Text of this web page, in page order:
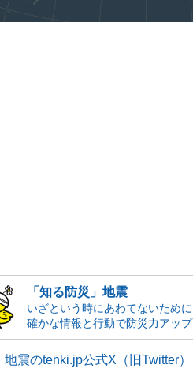
「知る防災」地震
いざという時にあわてないために
確かな情報と行動で防災力アップ
地震のtenki.jp公式X（旧Twitter）